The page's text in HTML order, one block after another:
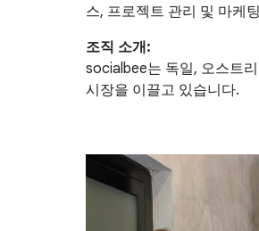
스, 프로젝트 관리 및 마케
조직 소개:
socialbee는 독일, 오스트
시장을 이끌고 있습니다.